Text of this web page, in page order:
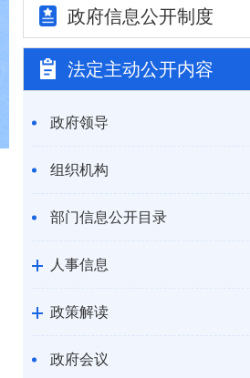
政府信息公开制度
法定主动公开内容
政府领导
组织机构
部门信息公开目录
人事信息
政策解读
政府会议